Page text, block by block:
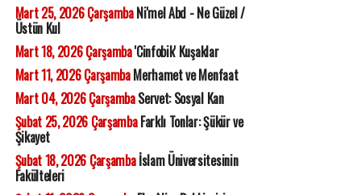
Mart 25, 2026 ÇarşambaNi'mel Abd - Ne Güzel /
Üstün Kul
Mart 18, 2026 Çarşamba'Cinfobik' Kuşaklar
Mart 11, 2026 ÇarşambaMerhamet ve Menfaat
Mart 04, 2026 ÇarşambaServet: Sosyal Kan
Şubat 25, 2026 ÇarşambaFarklı Tonlar: Şükür ve
Şikayet
Şubat 18, 2026 Çarşambaİslam Üniversitesinin
Fakülteleri